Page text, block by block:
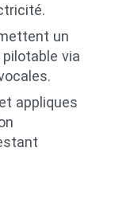
un
via
appliques